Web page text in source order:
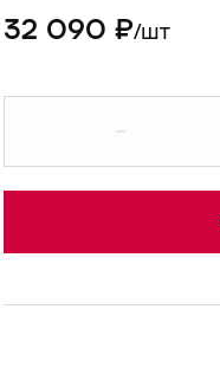
32 090 ₽/шт